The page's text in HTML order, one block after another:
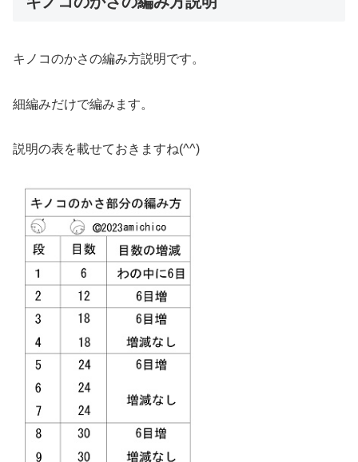
キノコのかさの編み方説明です。
細編みだけで編みます。
説明の表を載せておきますね(^^)